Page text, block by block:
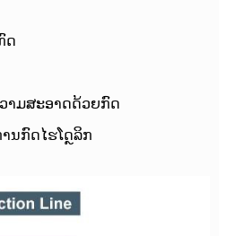
ດ
າມສະອາດດ້ວຍກົດ
ານກົດໄຮໂດຼລິກ